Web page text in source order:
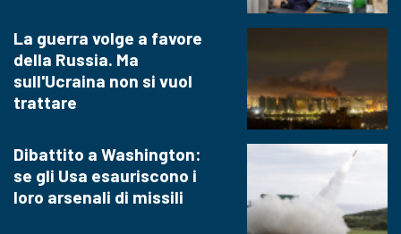
La guerra volge a favore
della Russia. Ma
sull'Ucraina non si vuol
trattare
Dibattito a Washington:
se gli Usa esauriscono i
loro arsenali di missili